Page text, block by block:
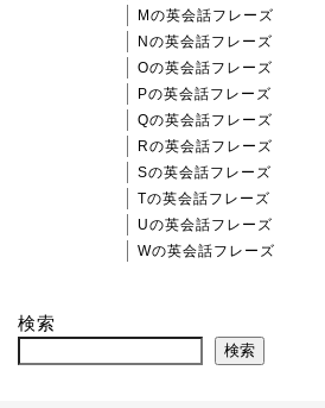
Mの英会話フレーズ
Nの英会話フレーズ
Oの英会話フレーズ
Pの英会話フレーズ
Qの英会話フレーズ
Rの英会話フレーズ
Sの英会話フレーズ
Tの英会話フレーズ
Uの英会話フレーズ
Wの英会話フレーズ
検索
検索